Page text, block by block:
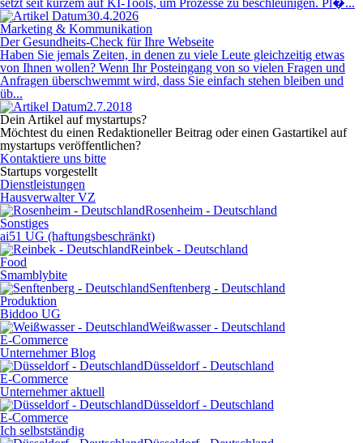
setzt seit kurzem auf KI-Tools, um Prozesse zu beschleunigen. Pl�...
30.4.2026
Marketing & Kommunikation
Der Gesundheits-Check für Ihre Webseite
Haben Sie jemals Zeiten, in denen zu viele Leute gleichzeitig etwas
von Ihnen wollen? Wenn Ihr Posteingang von so vielen Fragen und
Anfragen überschwemmt wird, dass Sie einfach stehen bleiben und
üb...
2.7.2018
Dein Artikel auf mystartups?
Möchtest du einen Redaktioneller Beitrag oder einen Gastartikel auf
mystartups veröffentlichen?
Kontaktiere uns bitte
Startups vorgestellt
Dienstleistungen
Hausverwalter VZ
Rosenheim - Deutschland
Sonstiges
ai51 UG (haftungsbeschränkt)
Reinbek - Deutschland
Food
Smamblybite
Senftenberg - Deutschland
Produktion
Biddoo UG
Weißwasser - Deutschland
E-Commerce
Unternehmer Blog
Düsseldorf - Deutschland
E-Commerce
Unternehmer aktuell
Düsseldorf - Deutschland
E-Commerce
Ich selbstständig